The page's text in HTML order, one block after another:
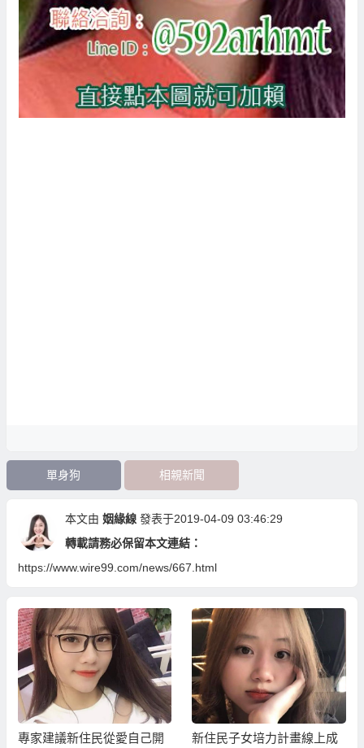
單身狗 相親新聞
本文由 姻緣線 發表于2019-04-09 03:46:29
轉載請務必保留本文連結：
https://www.wire99.com/news/667.html
專家建議新住民從愛自己開
新住民子女培力計畫線上成